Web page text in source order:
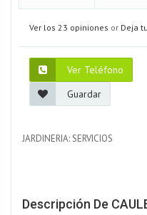
Ver los 23 opiniones or Deja
Ver Teléfono
Guardar
JARDINERIA: SERVICIOS
Descripción De